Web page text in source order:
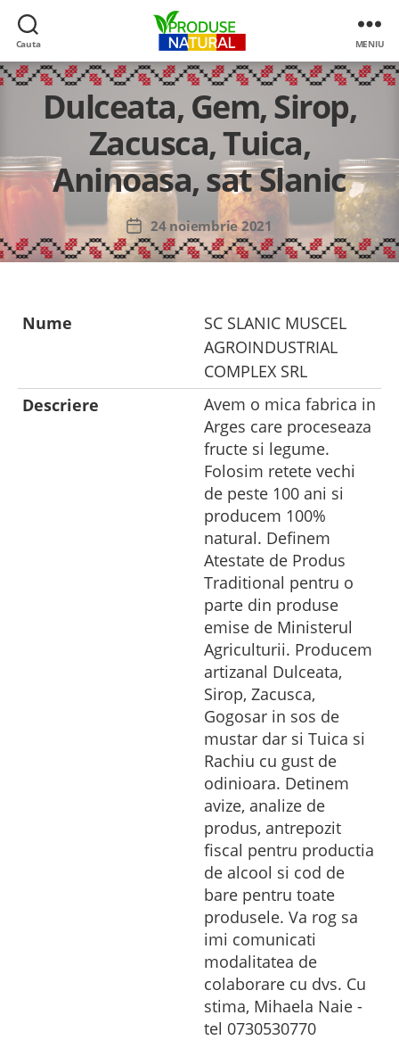
Cauta
Produse
de
la
producatori
romani
MENIU
Dulceata, Gem, Sirop,
Zacusca, Tuica,
Aninoasa, sat Slanic
Dată
articol
24 noiembrie 2021
Nume
SC SLANIC MUSCEL
AGROINDUSTRIAL
COMPLEX SRL
Descriere
Avem o mica fabrica in
Arges care proceseaza
fructe si legume.
Folosim retete vechi
de peste 100 ani si
producem 100%
natural. Definem
Atestate de Produs
Traditional pentru o
parte din produse
emise de Ministerul
Agriculturii. Producem
artizanal Dulceata,
Sirop, Zacusca,
Gogosar in sos de
mustar dar si Tuica si
Rachiu cu gust de
odinioara. Detinem
avize, analize de
produs, antrepozit
fiscal pentru productia
de alcool si cod de
bare pentru toate
produsele. Va rog sa
imi comunicati
modalitatea de
colaborare cu dvs. Cu
stima, Mihaela Naie -
tel 0730530770